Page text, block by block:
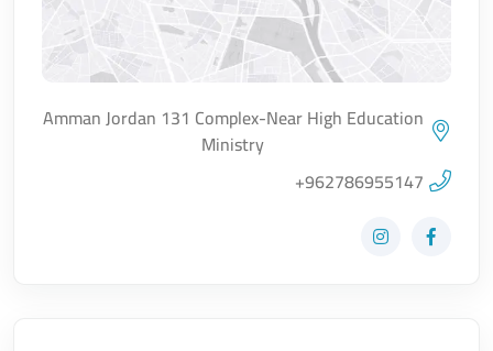
Amman Jordan 131 Complex-Near High Education
Ministry
+962786955147
زيارة حساب المتجر على Facebook-f
زيارة حساب المتجر على Instagram